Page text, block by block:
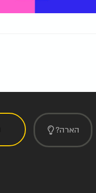
הארה?